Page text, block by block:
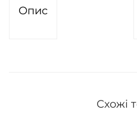
Опис
Схожі